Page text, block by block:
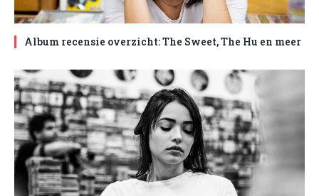
Album recensie overzicht: The Sweet, The Hu en meer